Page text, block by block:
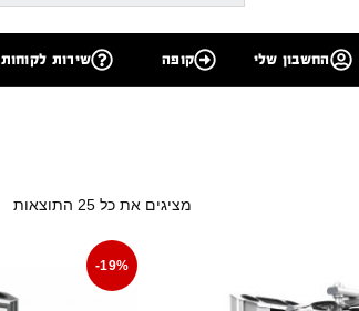
החשבון שלי קופה שירות לקוחות
מציגים את כל ⁦25⁩ התוצאות
-19%